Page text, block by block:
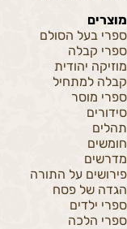
מוצרים
ספרי בעל הסולם
ספרי קבלה
מוזיקה יהודית
קבלה למתחיל
ספרי מוסר
סידורים
תהלים
חומשים
מדרשים
פירושים על התורה
הגדה של פסח
ספרי ילדים
ספרי הלכה